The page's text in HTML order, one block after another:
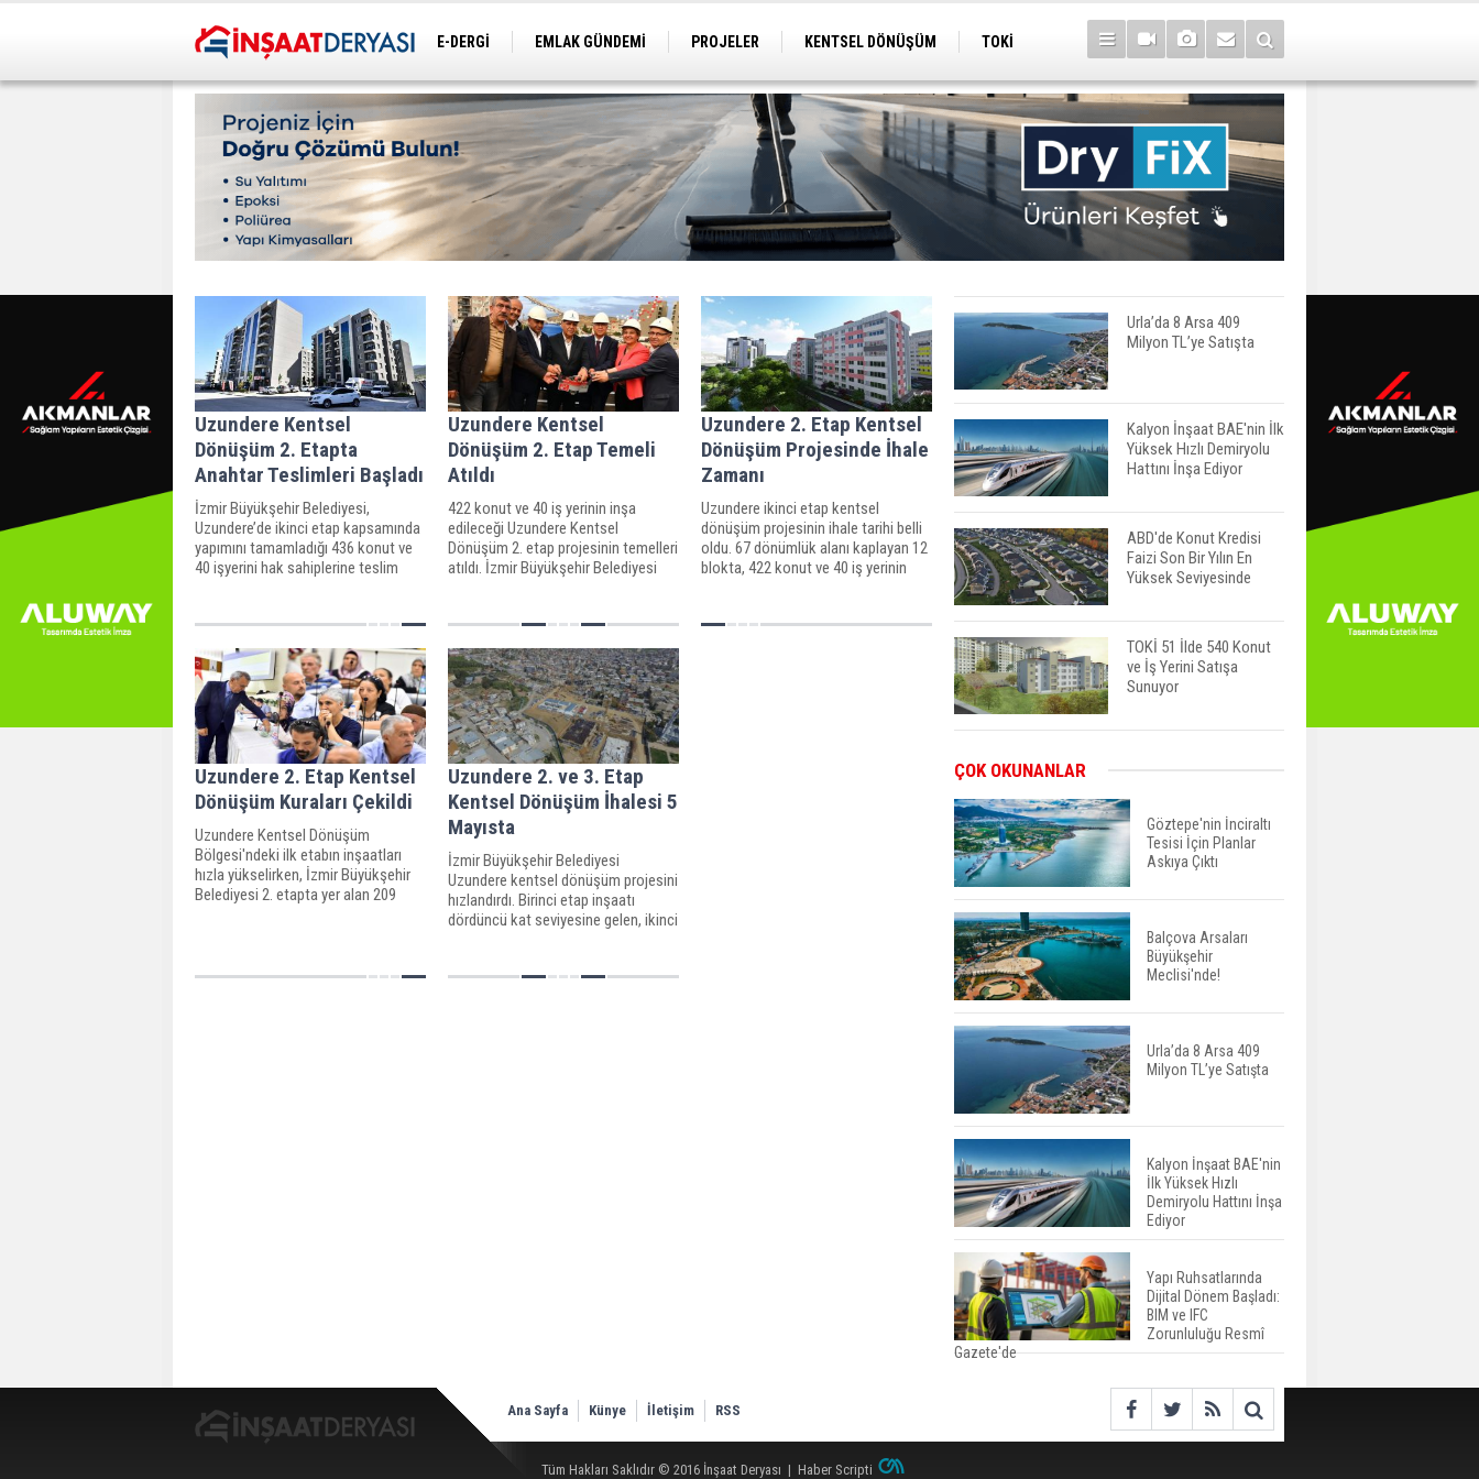
E-DERGİ EMLAK GÜNDEMİ PROJELER KENTSEL DÖNÜŞÜM
TOKİ
Uzundere Kentsel
Dönüşüm 2. Etapta
Anahtar Teslimleri Başladı
İzmir Büyükşehir Belediyesi,
Uzundere’de ikinci etap kapsamında
yapımını tamamladığı 436 konut ve
40 işyerini hak sahiplerine teslim
Uzundere Kentsel
Dönüşüm 2. Etap Temeli
Atıldı
422 konut ve 40 iş yerinin inşa
edileceği Uzundere Kentsel
Dönüşüm 2. etap projesinin temelleri
atıldı. İzmir Büyükşehir Belediyesi
Yapı kazanmıştı.
Uzundere 2. Etap Kentsel
Dönüşüm Projesinde İhale
Zamanı
Uzundere ikinci etap kentsel
dönüşüm projesinin ihale tarihi belli
oldu. 67 dönümlük alanı kaplayan 12
blokta, 422 konut ve 40 iş yerinin
teklif 12 Ekim Perşembe günü saat
Uzundere 2. Etap Kentsel
Dönüşüm Kuraları Çekildi
Uzundere Kentsel Dönüşüm
Bölgesi'ndeki ilk etabın inşaatları
hızla yükselirken, İzmir Büyükşehir
Belediyesi 2. etapta yer alan 209
huzurunda" belirleyen
Uzundere 2. ve 3. Etap
Kentsel Dönüşüm İhalesi 5
Mayısta
İzmir Büyükşehir Belediyesi
Uzundere kentsel dönüşüm projesini
hızlandırdı. Birinci etap inşaatı
dördüncü kat seviyesine gelen, ikinci
ihalesi 5 Mayıs'ta yapılacak.
Urla’da 8 Arsa 409
Milyon TL’ye Satışta
Kalyon İnşaat BAE'nin İlk
Yüksek Hızlı Demiryolu
Hattını İnşa Ediyor
ABD'de Konut Kredisi
Faizi Son Bir Yılın En
Yüksek Seviyesinde
TOKİ 51 İlde 540 Konut
ve İş Yerini Satışa
Sunuyor
Öne Çıkıyor
TOKİ'nin Kiralık Sosyal
Konut Modeli Kiraları
Düşürür Mü?
İkinci El Konut Fiyatları
Yüzde 16,2 Arttı
Konut Satışları Güçlü
Seyrini Korudu Yabancıya
Satış Geriledi
ABD'de İnşaat
Harcamaları Geriledi
Tercih Döneminde
Barınma Telaşı Başladı
ÇOK OKUNANLAR
Göztepe'nin İnciraltı
Tesisi İçin Planlar
Askıya Çıktı
Balçova Arsaları
Büyükşehir
Meclisi'nde!
Urla’da 8 Arsa 409
Milyon TL’ye Satışta
Kalyon İnşaat BAE'nin
İlk Yüksek Hızlı
Demiryolu Hattını İnşa
Ediyor
Yapı Ruhsatlarında
Dijital Dönem Başladı:
BIM ve IFC
Zorunluluğu Resmî
Gazete'de
Ana Sayfa Künye İletişim RSS
Tüm Hakları Saklıdır © 2016 İnşaat Deryası | Haber Scripti